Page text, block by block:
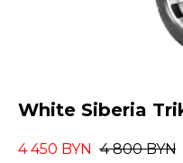
White Siberia
4 450 BYN 4 800 BYN